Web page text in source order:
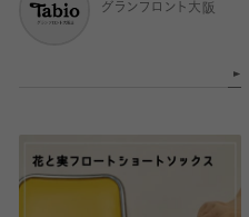
グランフロント大阪